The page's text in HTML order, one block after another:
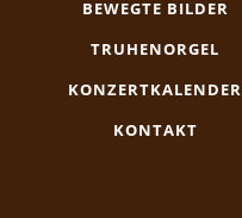
BEWEGTE BILDER
TRUHENORGEL
KONZERTKALENDER
KONTAKT